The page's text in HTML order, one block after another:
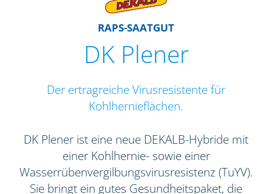
RAPS-SAATGUT
DK Plener
Der ertragreiche Virusresistente für
Kohlhernieflächen.
DK Plener ist eine neue DEKALB-Hybride mit
einer Kohlhernie- sowie einer
Wasserrübenvergilbungsvirusresistenz (TuYV).
Sie bringt ein gutes Gesundheitspaket, die